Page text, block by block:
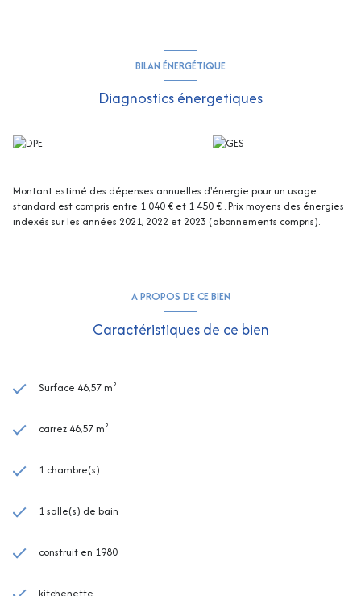
BILAN ÉNERGÉTIQUE
Diagnostics énergetiques
Montant estimé des dépenses annuelles d'énergie pour un usage
standard est compris entre 1 040 € et 1 450 € . Prix moyens des énergies
indexés sur les années 2021, 2022 et 2023 (abonnements compris).
A PROPOS DE CE BIEN
Caractéristiques de ce bien
Surface 46,57 m²
carrez 46,57 m²
1 chambre(s)
1 salle(s) de bain
construit en 1980
kitchenette